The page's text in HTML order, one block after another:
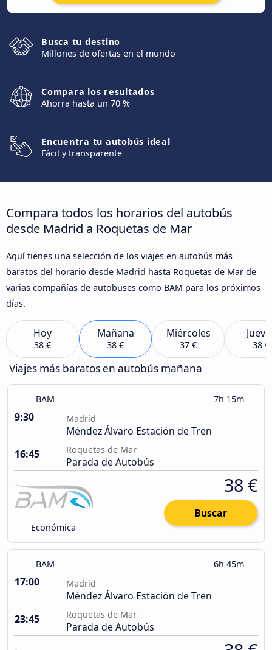
Busca tu destino
Millones de ofertas en el mundo
Compara los resultados
Ahorra hasta un 70 %
Encuentra tu autobús ideal
Fácil y transparente
Compara todos los horarios del autobús
desde Madrid a Roquetas de Mar
Aquí tienes una selección de los viajes en autobús más
baratos del horario desde Madrid hasta Roquetas de Mar de
varias compañías de autobuses como BAM para los próximos
días.
Hoy
38 €
Mañana
38 €
Miércoles
37 € 38 €
Viajes más baratos en autobús mañana
BAM 7h 15m
9:30 Madrid
Méndez Álvaro Estación de Tren
16:45
Roquetas de Mar
Parada de Autobús
Económica
38 €
Buscar
BAM 6h 45m
17:00 Madrid
Méndez Álvaro Estación de Tren
23:45
Roquetas de Mar
Parada de Autobús